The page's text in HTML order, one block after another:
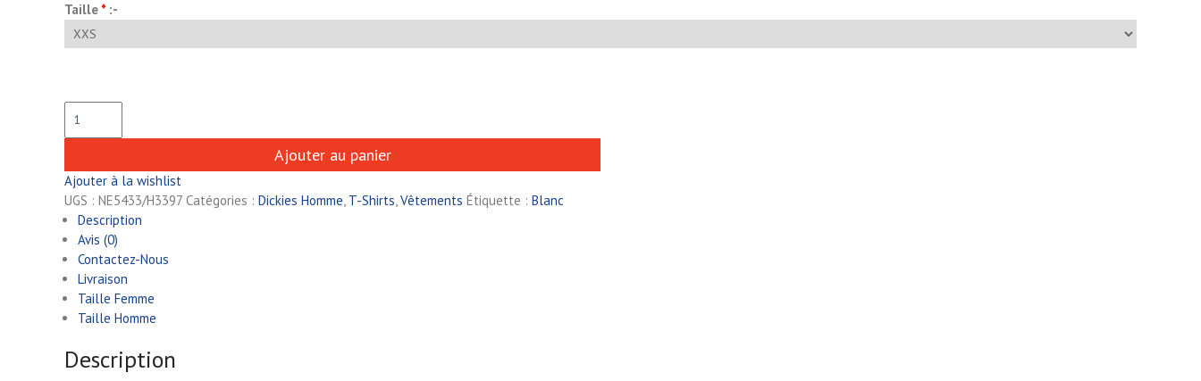
Taille * :-
Ajouter au panier
Ajouter à la wishlist
UGS : NE5433/H3397 Catégories : Dickies Homme, T-Shirts,Vêtements Étiquette : Blanc
Description
Avis (0)
Contactez-Nous
Livraison
Taille Femme
Taille Homme
Description